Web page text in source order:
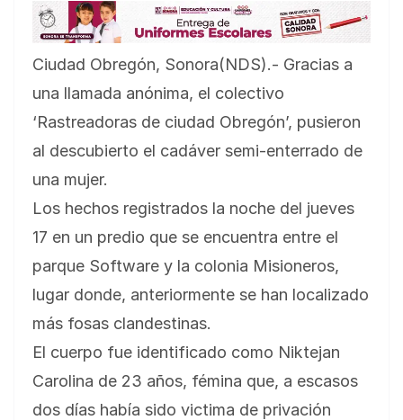
Ciudad Obregón, Sonora(NDS).- Gracias a
una llamada anónima, el colectivo
‘Rastreadoras de ciudad Obregón’, pusieron
al descubierto el cadáver semi-enterrado de
una mujer.
Los hechos registrados la noche del jueves
17 en un predio que se encuentra entre el
parque Software y la colonia Misioneros,
lugar donde, anteriormente se han localizado
más fosas clandestinas.
El cuerpo fue identificado como Niktejan
Carolina de 23 años, fémina que, a escasos
dos días había sido victima de privación